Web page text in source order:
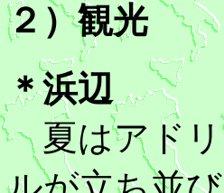
２）観光
＊浜辺
夏はアドリ